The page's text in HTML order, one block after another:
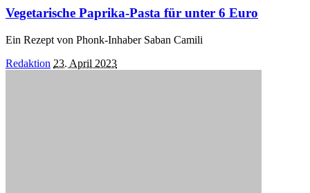
Vegetarische Paprika-Pasta für unter 6 Euro
Ein Rezept von Phonk-Inhaber Saban Camili
Posted
Redaktion 23. April 2023